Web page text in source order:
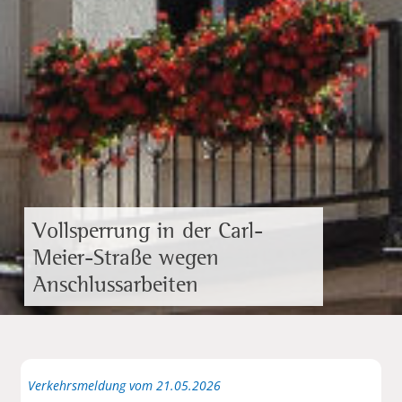
Vollsperrung in der Carl-
Meier-Straße wegen
Anschlussarbeiten
Verkehrsmeldung vom 21.05.2026